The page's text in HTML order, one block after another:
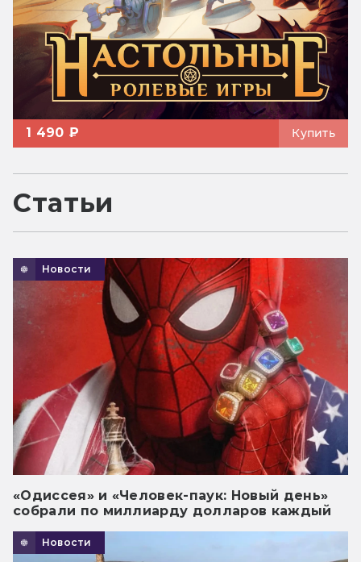
1 490 ₽ Купить
Статьи
Новости
«Одиссея» и «Человек-паук: Новый день»
собрали по миллиарду долларов каждый
Новости